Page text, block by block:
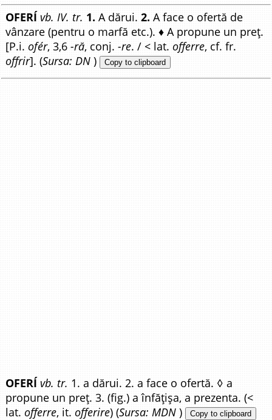
OFERÍ vb. IV. tr. 1. A dărui.2. A face o ofertă de
vânzare (pentru o marfă etc.). ♦ A propune un preț.
[P.i.ofér, 3,6-ră, conj.-re. / < lat.offerre, cf. fr.
offrir]. (Sursa: DN ) Copy to clipboard
OFERÍ vb. tr. 1. a dărui. 2. a face o ofertă. ◊ a
propune un preț. 3. (fig.) a înfățișa, a prezenta. (<
lat.offerre, it.offerire) (Sursa: MDN ) Copy to clipboard